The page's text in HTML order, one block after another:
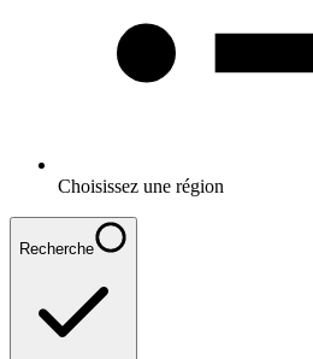
Choisissez une région
Recherche